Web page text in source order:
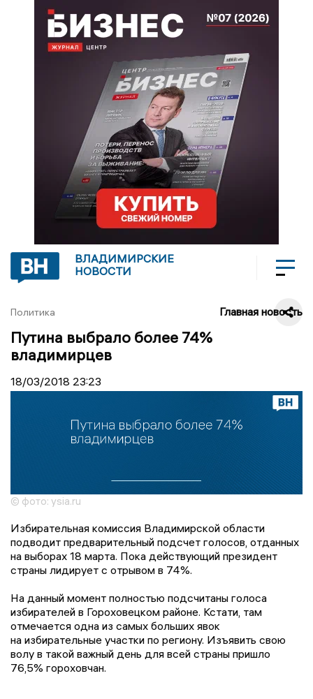
ВЛАДИМИРСКИЕ
НОВОСТИ
Политика Главная новость
Путина выбрало более 74%
владимирцев
18/03/2018 23:23
© фото: ysia.ru
Избирательная комиссия Владимирской области
подводит предварительный подсчет голосов, отданных
на выборах 18 марта. Пока действующий президент
страны лидирует с отрывом в 74%.
На данный момент полностью подсчитаны голоса
избирателей в Гороховецком районе. Кстати, там
отмечается одна из самых больших явок
на избирательные участки по региону. Изъявить свою
волу в такой важный день для всей страны пришло
76,5% гороховчан.